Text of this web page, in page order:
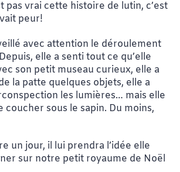
pas vrai cette histoire de lutin, c’est
peur!
avec attention le déroulement
elle a senti tout ce qu’elle
son petit museau curieux, elle a
la patte quelques objets, elle a
les lumières… mais elle
coucher sous le sapin. Du moins,
un jour, il lui prendra l’idée elle
sur notre petit royaume de Noël